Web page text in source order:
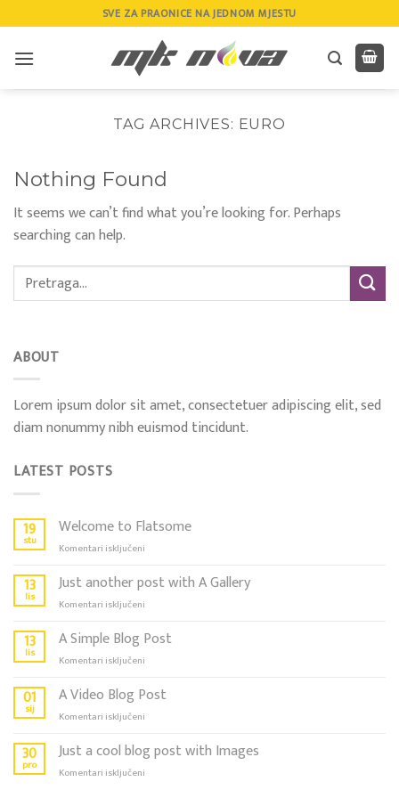
to
content
SVE ZA PRAONICE NA JEDNOM MJESTU
TAG ARCHIVES: EURO
Nothing Found
It seems we can’t find what you’re looking for. Perhaps
searching can help.
ABOUT
Lorem ipsum dolor sit amet, consectetuer adipiscing elit, sed
diam nonummy nibh euismod tincidunt.
LATEST POSTS
19
stu
Welcome to Flatsome
Komentari isključeni
to
Flatsome
13
lis
Just another post with A Gallery
Komentari isključeni
another
post
Gallery
13
lis
A Simple Blog Post
Komentari isključeni
Simple
Blog
01
sij
A Video Blog Post
Komentari isključeni
Video
Blog
30
pro
Just a cool blog post with Images
Komentari isključeni